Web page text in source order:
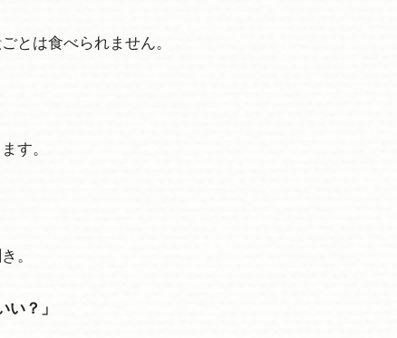
とは食べられません。
す。
。
い？」